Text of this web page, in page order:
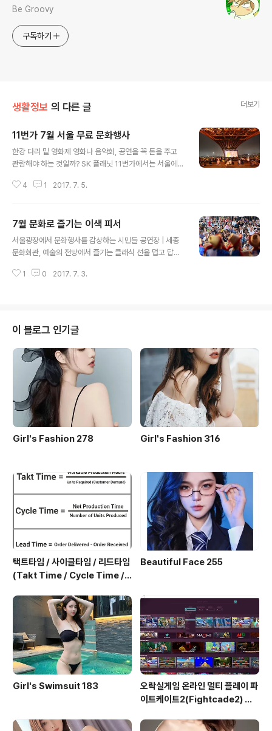
Be Groovy
구독하기
생활정보 의 다른 글 더보기
11번가 7월 서울 무료 문화행사
한강 다리 밑 영화제 영화나 음악회, 공연을 꼭 돈을 주고
관람해야 하는 것일까? SK 플래닛 11번가에서는 서울에서
날 수 있다. 7월 한 달간 한강 및 미술관·박물관 등 서울 곳
오픈된다. 단, 핫픽은 모바일 전용 메뉴다. 한강에서는 한빛
챔버 오케스트라와 팝밴드가 연주하는 영화 음악들을 명장
면과 함께 보고 듣는 ‘명작영화 OST 콘서트’, 한강 다리 밑
물관에서는 무료 전시회 및 금요 영화제 등 다양한 볼거리
4 1 2017. 7. 5.
7월 문화로 즐기는 이색 피서
서울광장에서 문화행사를 감상하는 시민들 공연장 | 세종
문화회관, 예술의 전당에서 즐기는 클래식 선율 덥고 답답
기는 부담스러울 때! 더 이상 고민하지 말고 시원한 공연장
‘팬텀싱어’를 통해 대중에게도 친숙한 베이스 손혜수의 ‘피
아노로 써내려 간 편지’가 무대에 오른다. 서울시립교향악
단의 ‘실내악 시리즈 5 : 아메리카의 혁신가들’은 15일에
만날 수 있고, 서울시무용단과 외부 아티스트의 콜라보레
이션 공연으로 주목을 받고 있는 ‘더 토핑’은 6~7일 양일
간 진행된다. 예술의전당에서는 오..
1 0 2017. 7. 3.
이 블로그 인기글
Girl's Fashion 278 Girl's Fashion 316
택트타임 / 사이클타임 / 리드타임
(Takt Time / Cycle Time / L
Beautiful Face 255
Girl's Swimsuit 183
오락실게임 온라인 멀티 플레이 파
이트케이트2(Fightcade2) 설